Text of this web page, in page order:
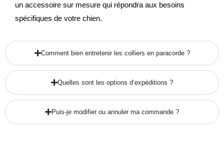
un accessoire sur mesure qui répondra aux besoins
spécifiques de votre chien.
Comment bien entretenir les colliers en paracorde ?
Quelles sont les options d’expéditions ?
Puis-je modifier ou annuler ma commande ?